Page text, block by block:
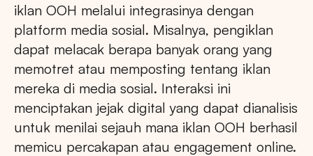
iklan OOH melalui integrasinya dengan
platform media sosial. Misalnya, pengiklan
dapat melacak berapa banyak orang yang
memotret atau memposting tentang iklan
mereka di media sosial. Interaksi ini
menciptakan jejak digital yang dapat dianalisis
untuk menilai sejauh mana iklan OOH berhasil
memicu percakapan atau engagement online.